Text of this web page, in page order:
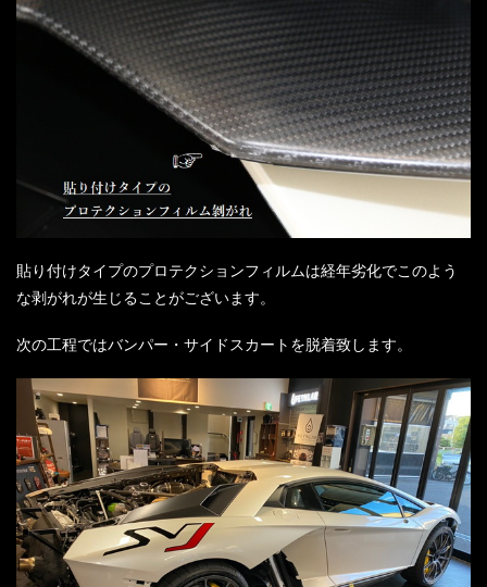
貼り付けタイプのプロテクションフィルムは経年劣化でこのよう
な剥がれが生じることがございます。
次の工程ではバンパー・サイドスカートを脱着致します。